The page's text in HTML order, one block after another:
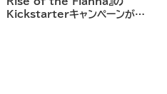
Kickstarterキャンペーンがま